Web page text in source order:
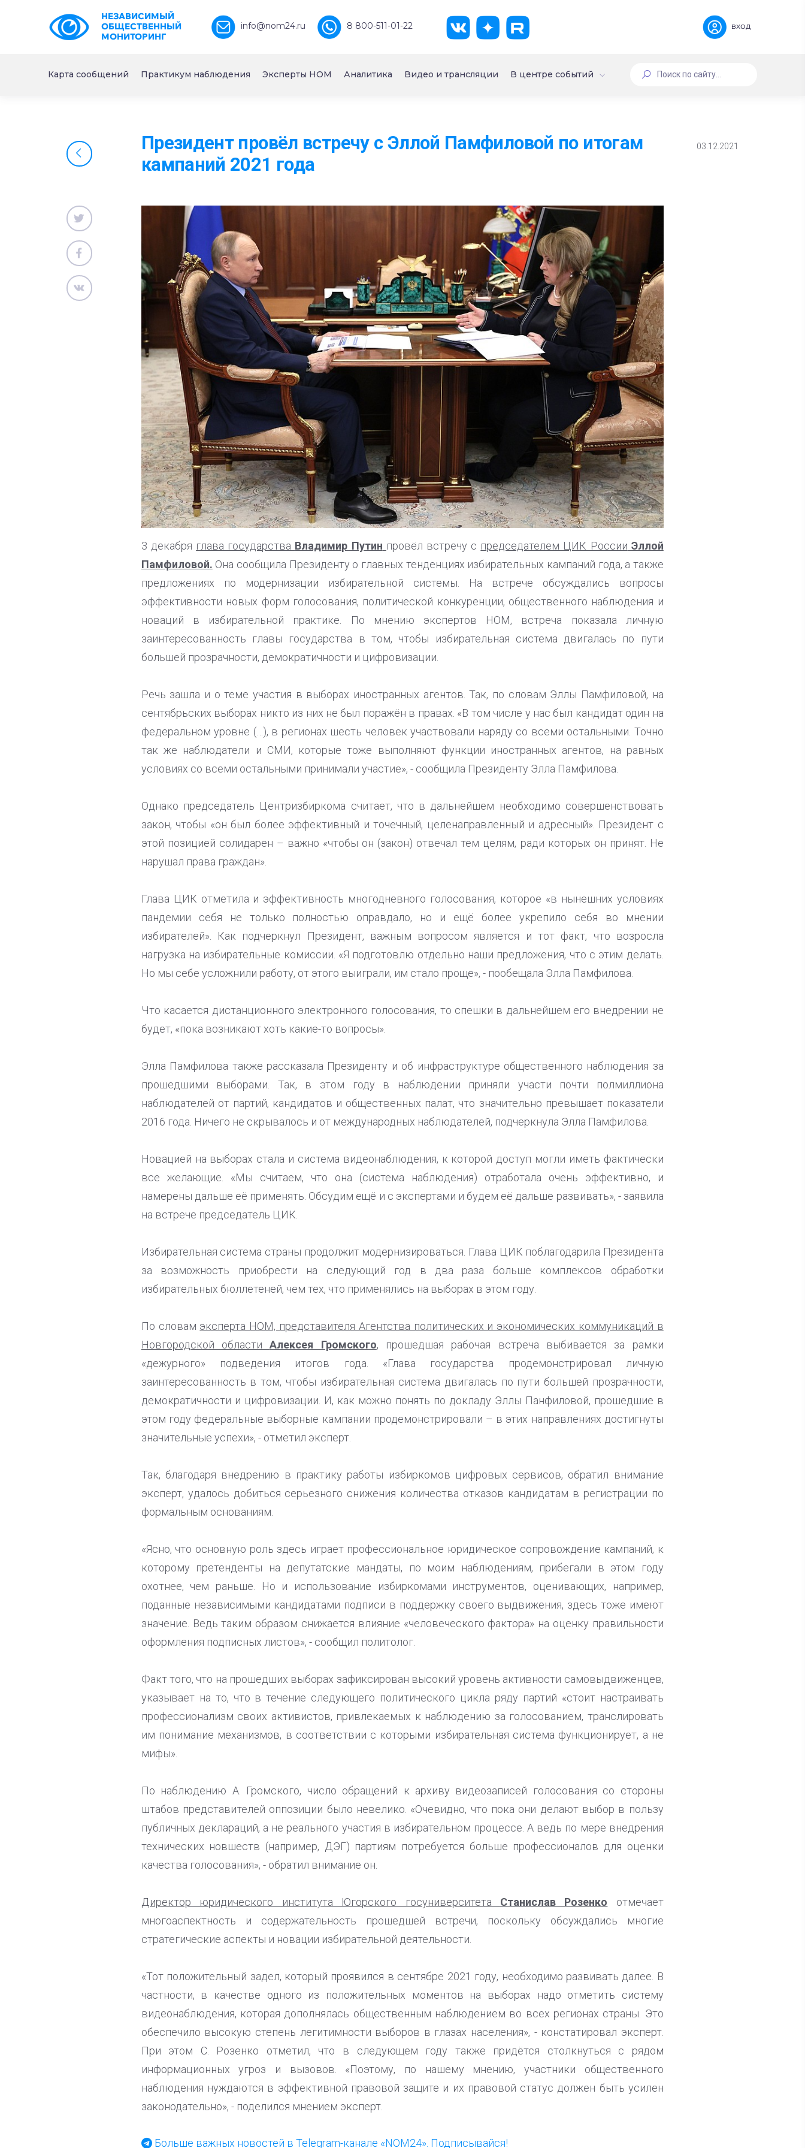
НЕЗАВИСИМЫЙ
ОБЩЕСТВЕННЫЙ
МОНИТОРИНГ
info@nom24.ru 8 800-511-01-22 вход
Карта сообщений Практикум наблюдения Эксперты НОМ Аналитика Видео и трансляции В центре событий
Президент провёл встречу с Эллой Памфиловой по итогам
кампаний 2021 года
03.12.2021
3 декабря глава государства Владимир Путин провёл встречу с председателем ЦИК России Эллой
Памфиловой. Она сообщила Президенту о главных тенденциях избирательных кампаний года, а также
предложениях по модернизации избирательной системы. На встрече обсуждались вопросы
эффективности новых форм голосования, политической конкуренции, общественного наблюдения и
новаций в избирательной практике. По мнению экспертов НОМ, встреча показала личную
заинтересованность главы государства в том, чтобы избирательная система двигалась по пути
большей прозрачности, демократичности и цифровизации.
Речь зашла и о теме участия в выборах иностранных агентов. Так, по словам Эллы Памфиловой, на
сентябрьских выборах никто из них не был поражён в правах. «В том числе у нас был кандидат один на
федеральном уровне (…), в регионах шесть человек участвовали наряду со всеми остальными. Точно
так же наблюдатели и СМИ, которые тоже выполняют функции иностранных агентов, на равных
условиях со всеми остальными принимали участие», - сообщила Президенту Элла Памфилова.
Однако председатель Центризбиркома считает, что в дальнейшем необходимо совершенствовать
закон, чтобы «он был более эффективный и точечный, целенаправленный и адресный». Президент с
этой позицией солидарен – важно «чтобы он (закон) отвечал тем целям, ради которых он принят. Не
нарушал права граждан».
Глава ЦИК отметила и эффективность многодневного голосования, которое «в нынешних условиях
пандемии себя не только полностью оправдало, но и ещё более укрепило себя во мнении
избирателей». Как подчеркнул Президент, важным вопросом является и тот факт, что возросла
нагрузка на избирательные комиссии. «Я подготовлю отдельно наши предложения, что с этим делать.
Но мы себе усложнили работу, от этого выиграли, им стало проще», - пообещала Элла Памфилова.
Что касается дистанционного электронного голосования, то спешки в дальнейшем его внедрении не
будет, «пока возникают хоть какие-то вопросы».
Элла Памфилова также рассказала Президенту и об инфраструктуре общественного наблюдения за
прошедшими выборами. Так, в этом году в наблюдении приняли участи почти полмиллиона
наблюдателей от партий, кандидатов и общественных палат, что значительно превышает показатели
2016 года. Ничего не скрывалось и от международных наблюдателей, подчеркнула Элла Памфилова.
Новацией на выборах стала и система видеонаблюдения, к которой доступ могли иметь фактически
все желающие. «Мы считаем, что она (система наблюдения) отработала очень эффективно, и
намерены дальше её применять. Обсудим ещё и с экспертами и будем её дальше развивать», - заявила
на встрече председатель ЦИК.
Избирательная система страны продолжит модернизироваться. Глава ЦИК поблагодарила Президента
за возможность приобрести на следующий год в два раза больше комплексов обработки
избирательных бюллетеней, чем тех, что применялись на выборах в этом году.
По словам эксперта НОМ, представителя Агентства политических и экономических коммуникаций в
Новгородской областиАлексея Громского, прошедшая рабочая встреча выбивается за рамки
«дежурного» подведения итогов года. «Глава государства продемонстрировал личную
заинтересованность в том, чтобы избирательная система двигалась по пути большей прозрачности,
демократичности и цифровизации. И, как можно понять по докладу Эллы Панфиловой, прошедшие в
этом году федеральные выборные кампании продемонстрировали – в этих направлениях достигнуты
значительные успехи», - отметил эксперт.
Так, благодаря внедрению в практику работы избиркомов цифровых сервисов, обратил внимание
эксперт, удалось добиться серьезного снижения количества отказов кандидатам в регистрации по
формальным основаниям.
«Ясно, что основную роль здесь играет профессиональное юридическое сопровождение кампаний, к
которому претенденты на депутатские мандаты, по моим наблюдениям, прибегали в этом году
охотнее, чем раньше. Но и использование избиркомами инструментов, оценивающих, например,
поданные независимыми кандидатами подписи в поддержку своего выдвижения, здесь тоже имеют
значение. Ведь таким образом снижается влияние «человеческого фактора» на оценку правильности
оформления подписных листов», - сообщил политолог.
Факт того, что на прошедших выборах зафиксирован высокий уровень активности самовыдвиженцев,
указывает на то, что в течение следующего политического цикла ряду партий «стоит настраивать
профессионализм своих активистов, привлекаемых к наблюдению за голосованием, транслировать
им понимание механизмов, в соответствии с которыми избирательная система функционирует, а не
мифы».
По наблюдению А. Громского, число обращений к архиву видеозаписей голосования со стороны
штабов представителей оппозиции было невелико. «Очевидно, что пока они делают выбор в пользу
публичных деклараций, а не реального участия в избирательном процессе. А ведь по мере внедрения
технических новшеств (например, ДЭГ) партиям потребуется больше профессионалов для оценки
качества голосования», - обратил внимание он.
Директор юридического института Югорского госуниверситета Станислав Розенко отмечает
многоаспектность и содержательность прошедшей встречи, поскольку обсуждались многие
стратегические аспекты и новации избирательной деятельности.
«Тот положительный задел, который проявился в сентябре 2021 году, необходимо развивать далее. В
частности, в качестве одного из положительных моментов на выборах надо отметить систему
видеонаблюдения, которая дополнялась общественным наблюдением во всех регионах страны. Это
обеспечило высокую степень легитимности выборов в глазах населения», - констатировал эксперт.
При этом С. Розенко отметил, что в следующем году также придётся столкнуться с рядом
информационных угроз и вызовов. «Поэтому, по нашему мнению, участники общественного
наблюдения нуждаются в эффективной правовой защите и их правовой статус должен быть усилен
законодательно», - поделился мнением эксперт.
Больше важных новостей в Telegram-канале «NOM24». Подписывайся!